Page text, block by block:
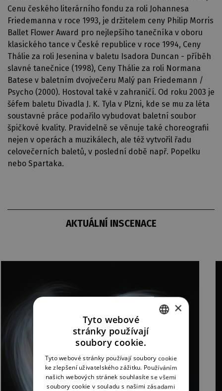
Cenu českého literárního fondu za roli Johannesa
Friedemanna v roce 1993, je držitelem ceny Philip Morris
Ballet Flower Award pro nejlepšího tanečníka v oboru
klasického tance v České republice v roce 1994, Ceny
Thálie za roli Jesenina v baletu Isadora Duncan - příběh
slavné tanečnice (1998), Ceny Thálie za roli Normana
Batese v baletním dvojvečeru Malý pan Friedemann /
Psycho (2000). Hostoval také v zahraničí. Od roku 2003 je
šéfem baletu Divadla J. K. Tyla v Plzni, kde se mu za léta
soustavné práce podařilo vybudovat baletní soubor
špičkové kvality. Pravidelně se věnuje také choreografii
nejen v operách a muzikálech, ale též vytvořil řadu
celovečerních baletů, v poslední době např. Popelku
nebo Spartaka.
AKTUÁLNÍ INSCENACE
GERMAN
×
Tyto webové
stránky používají
soubory cookie.
Tyto webové stránky používají soubory cookie
ke zlepšení uživatelského zážitku. Používáním
našich webových stránek souhlasíte se všemi
soubory cookie v souladu s našimi zásadami